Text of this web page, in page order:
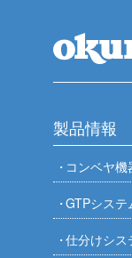
製品情報
コンベヤ機
GTPシステ
仕分けシス